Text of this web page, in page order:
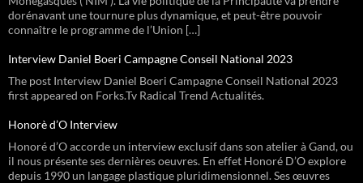
dorénavant une tournure plus dynamique, et peut-être pouvoir
connaître le programme de l’Union […]
Interview Daniel Boeri Campagne Conseil National 2023
The post Interview Daniel Boeri Campagne Conseil National 2023
first appeared on Forks.Tv Radical Trend Actualités.
Honorè d’O Interview
Honoré d’O accorde un interview exclusif dans son atelier à Gand, ou
il nous présente ses dernières oeuvres. En effet Honoré D’O explore
depuis 1990 un langage plastique pluridimensionnel. Ses œuvres